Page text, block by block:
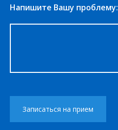
Напишите Вашу проблему: